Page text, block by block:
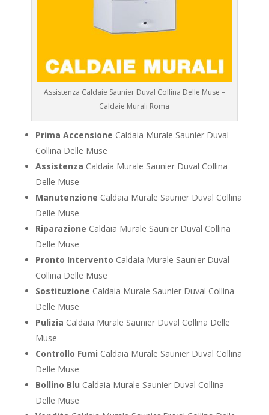
Assistenza Caldaie Saunier Duval Collina Delle Muse –
Caldaie Murali Roma
Prima Accensione Caldaia Murale Saunier Duval
Collina Delle Muse
Assistenza Caldaia Murale Saunier Duval Collina
Delle Muse
Manutenzione Caldaia Murale Saunier Duval Collina
Delle Muse
Riparazione Caldaia Murale Saunier Duval Collina
Delle Muse
Pronto Intervento Caldaia Murale Saunier Duval
Collina Delle Muse
Sostituzione Caldaia Murale Saunier Duval Collina
Delle Muse
Pulizia Caldaia Murale Saunier Duval Collina Delle
Muse
Controllo Fumi Caldaia Murale Saunier Duval Collina
Delle Muse
Bollino Blu Caldaia Murale Saunier Duval Collina
Delle Muse